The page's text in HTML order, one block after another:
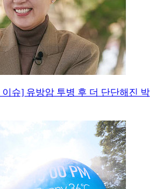
슈] 유방암 투병 후 더 단단해진 박